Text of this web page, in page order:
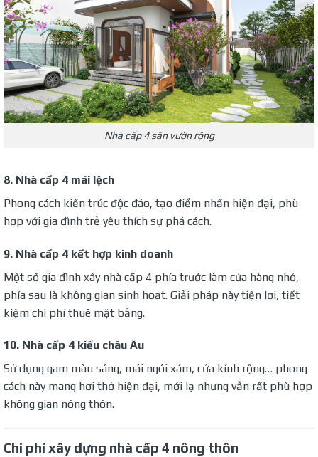
Nhà cấp 4 sân vườn rộng
8. Nhà cấp 4 mái lệch
Phong cách kiến trúc độc đáo, tạo điểm nhấn hiện đại, phù
hợp với gia đình trẻ yêu thích sự phá cách.
9. Nhà cấp 4 kết hợp kinh doanh
Một số gia đình xây nhà cấp 4 phía trước làm cửa hàng nhỏ,
phía sau là không gian sinh hoạt. Giải pháp này tiện lợi, tiết
kiệm chi phí thuê mặt bằng.
10. Nhà cấp 4 kiểu châu Âu
Sử dụng gam màu sáng, mái ngói xám, cửa kính rộng… phong
cách này mang hơi thở hiện đại, mới lạ nhưng vẫn rất phù hợp
không gian nông thôn.
Chi phí xây dựng nhà cấp 4 nông thôn